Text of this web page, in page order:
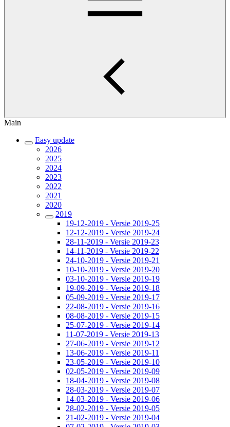
Main
Easy update
2026
2025
2024
2023
2022
2021
2020
2019
19-12-2019 - Versie 2019-25
12-12-2019 - Versie 2019-24
28-11-2019 - Versie 2019-23
14-11-2019 - Versie 2019-22
24-10-2019 - Versie 2019-21
10-10-2019 - Versie 2019-20
03-10-2019 - Versie 2019-19
19-09-2019 - Versie 2019-18
05-09-2019 - Versie 2019-17
22-08-2019 - Versie 2019-16
08-08-2019 - Versie 2019-15
25-07-2019 - Versie 2019-14
11-07-2019 - Versie 2019-13
27-06-2019 - Versie 2019-12
13-06-2019 - Versie 2019-11
23-05-2019 - Versie 2019-10
02-05-2019 - Versie 2019-09
18-04-2019 - Versie 2019-08
28-03-2019 - Versie 2019-07
14-03-2019 - Versie 2019-06
28-02-2019 - Versie 2019-05
21-02-2019 - Versie 2019-04